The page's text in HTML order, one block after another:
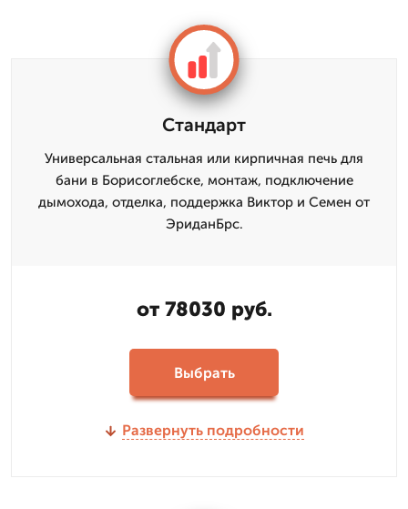
Стандарт
Универсальная стальная или кирпичная печь для
бани в Борисоглебске, монтаж, подключение
дымохода, отделка, поддержка Виктор и Семен от
ЭриданБрс.
от 78030 руб.
Выбрать
Развернуть подробности